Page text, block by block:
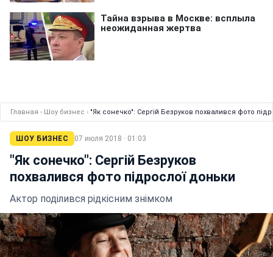
Главная › Шоу бизнес › "Як сонечко": Сергій Безруков похвалився фото
ШОУ БИЗНЕС 07 июля 2018 · 01:03
"Як сонечко": Сергій Безруков
похвалився фото підрослої доньки
Актор поділився рідкісним знімком